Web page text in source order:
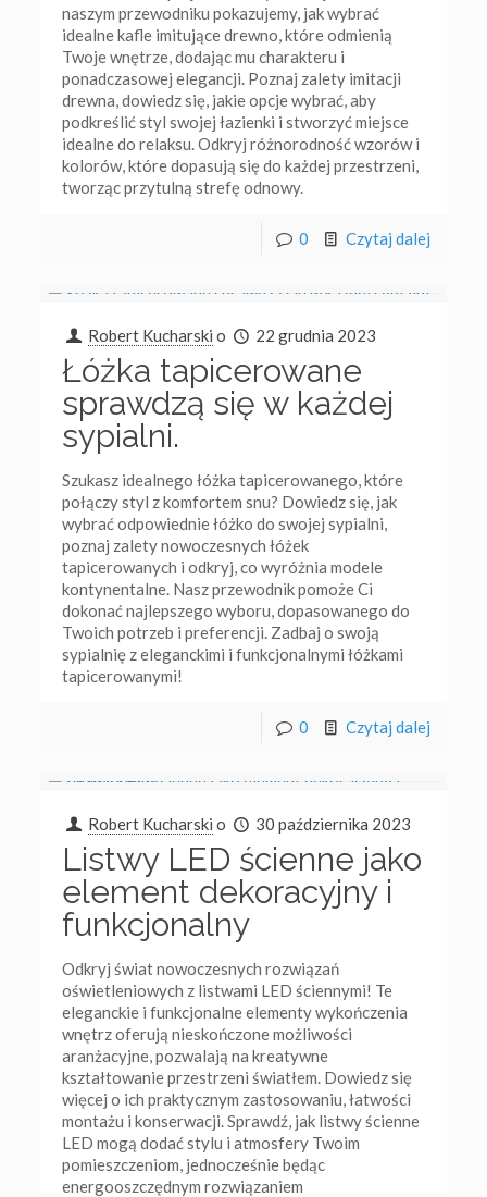
naszym przewodniku pokazujemy, jak wybrać
idealne kafle imitujące drewno, które odmienią
Twoje wnętrze, dodając mu charakteru i
ponadczasowej elegancji. Poznaj zalety imitacji
drewna, dowiedz się, jakie opcje wybrać, aby
podkreślić styl swojej łazienki i stworzyć miejsce
idealne do relaksu. Odkryj różnorodność wzorów i
kolorów, które dopasują się do każdej przestrzeni,
tworząc przytulną strefę odnowy.
0 Czytaj dalej
Robert Kucharski o 22 grudnia 2023
Łóżka tapicerowane
sprawdzą się w każdej
sypialni.
Szukasz idealnego łóżka tapicerowanego, które
połączy styl z komfortem snu? Dowiedz się, jak
wybrać odpowiednie łóżko do swojej sypialni,
poznaj zalety nowoczesnych łóżek
tapicerowanych i odkryj, co wyróżnia modele
kontynentalne. Nasz przewodnik pomoże Ci
dokonać najlepszego wyboru, dopasowanego do
Twoich potrzeb i preferencji. Zadbaj o swoją
sypialnię z eleganckimi i funkcjonalnymi łóżkami
tapicerowanymi!
0 Czytaj dalej
Robert Kucharski o 30 października 2023
Listwy LED ścienne jako
element dekoracyjny i
funkcjonalny
Odkryj świat nowoczesnych rozwiązań
oświetleniowych z listwami LED ściennymi! Te
eleganckie i funkcjonalne elementy wykończenia
wnętrz oferują nieskończone możliwości
aranżacyjne, pozwalają na kreatywne
kształtowanie przestrzeni światłem. Dowiedz się
więcej o ich praktycznym zastosowaniu, łatwości
montażu i konserwacji. Sprawdź, jak listwy ścienne
LED mogą dodać stylu i atmosfery Twoim
pomieszczeniom, jednocześnie będąc
energooszczędnym rozwiązaniem